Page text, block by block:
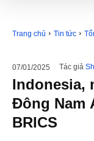
Trang chủ Tin tức
07/01/2025 Tác giả
Indonesia,
Đông Nam
BRICS